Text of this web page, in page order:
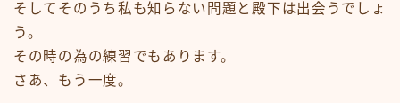
そしてそのうち私も知らない問題と殿下は出会うでしょ
う。
その時の為の練習でもあります。
さあ、もう一度。